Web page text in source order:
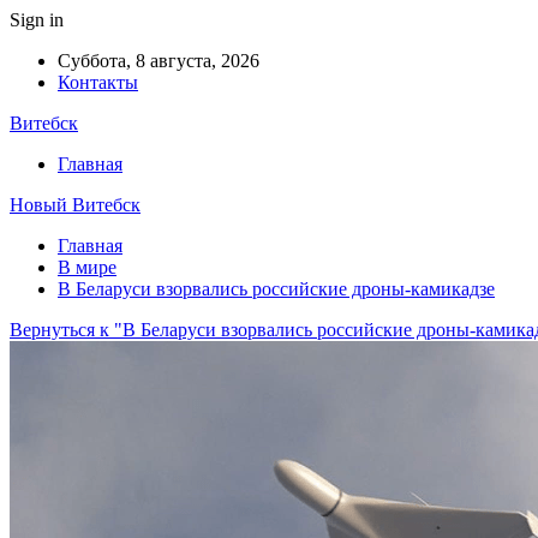
Sign in
Суббота, 8 августа, 2026
Контакты
Витебск
Главная
Новый Витебск
Главная
В мире
В Беларуси взорвались российские дроны-камикадзе
Вернуться к "В Беларуси взорвались российские дроны-